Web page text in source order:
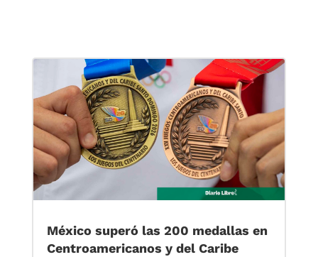
México superó las 200 medallas en
Centroamericanos y del Caribe